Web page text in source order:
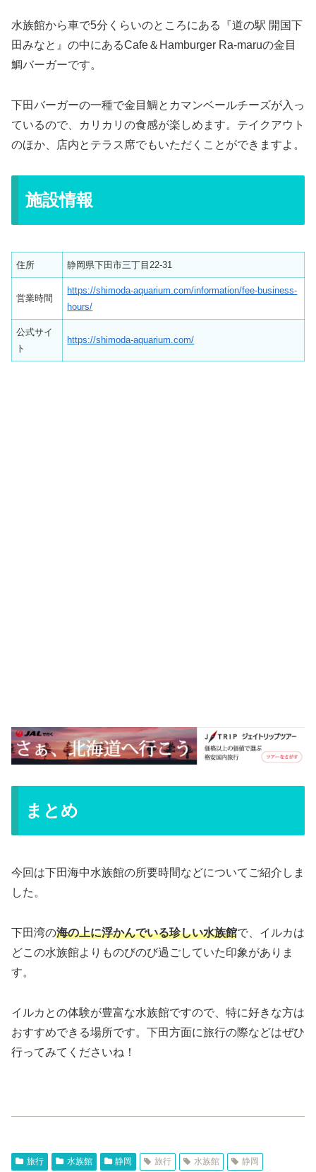
水族館から車で5分くらいのところにある『道の駅 開国下
田みなと』の中にあるCafe＆Hamburger Ra-maruの金目
鯛バーガーです。
下田バーガーの一種で金目鯛とカマンベールチーズが入っ
ているので、カリカリの食感が楽しめます。テイクアウト
のほか、店内とテラス席でもいただくことができますよ。
施設情報
住所 静岡県下田市三丁目22‐31
営業時間
https://shimoda-aquarium.com/information/fee-business-
hours/
公式サイ
ト
https://shimoda-aquarium.com/
まとめ
今回は下田海中水族館の所要時間などについてご紹介しま
した。
下田湾の海の上に浮かんでいる珍しい水族館で、イルカは
どこの水族館よりものびのび過ごしていた印象がありま
す。
イルカとの体験が豊富な水族館ですので、特に好きな方は
おすすめできる場所です。下田方面に旅行の際などはぜひ
行ってみてくださいね！
旅行 水族館 静岡 旅行 水族館 静岡